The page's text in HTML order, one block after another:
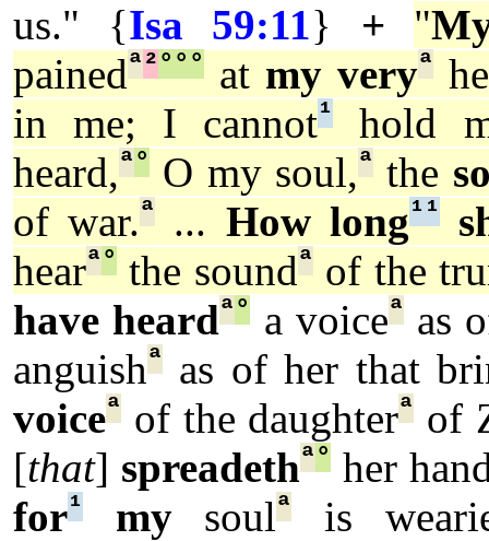
us." {Isa 59:11} + "
painedª²° ° ° at my veryª
in me; I cannot¹
hold
heard,ª° O my soul,ª the
of war.ª ... How long¹ ¹
hearª° the soundª of the
have heardª° a voiceªas
anguishª
as of her that
voiceª of the daughterª of
[that] spreadethª° her
for¹ mysoulª
is